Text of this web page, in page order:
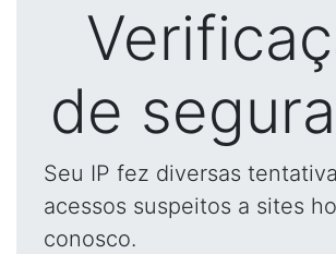
de
Seu IP fez diversas
acessos suspeitos a sites
conosco.